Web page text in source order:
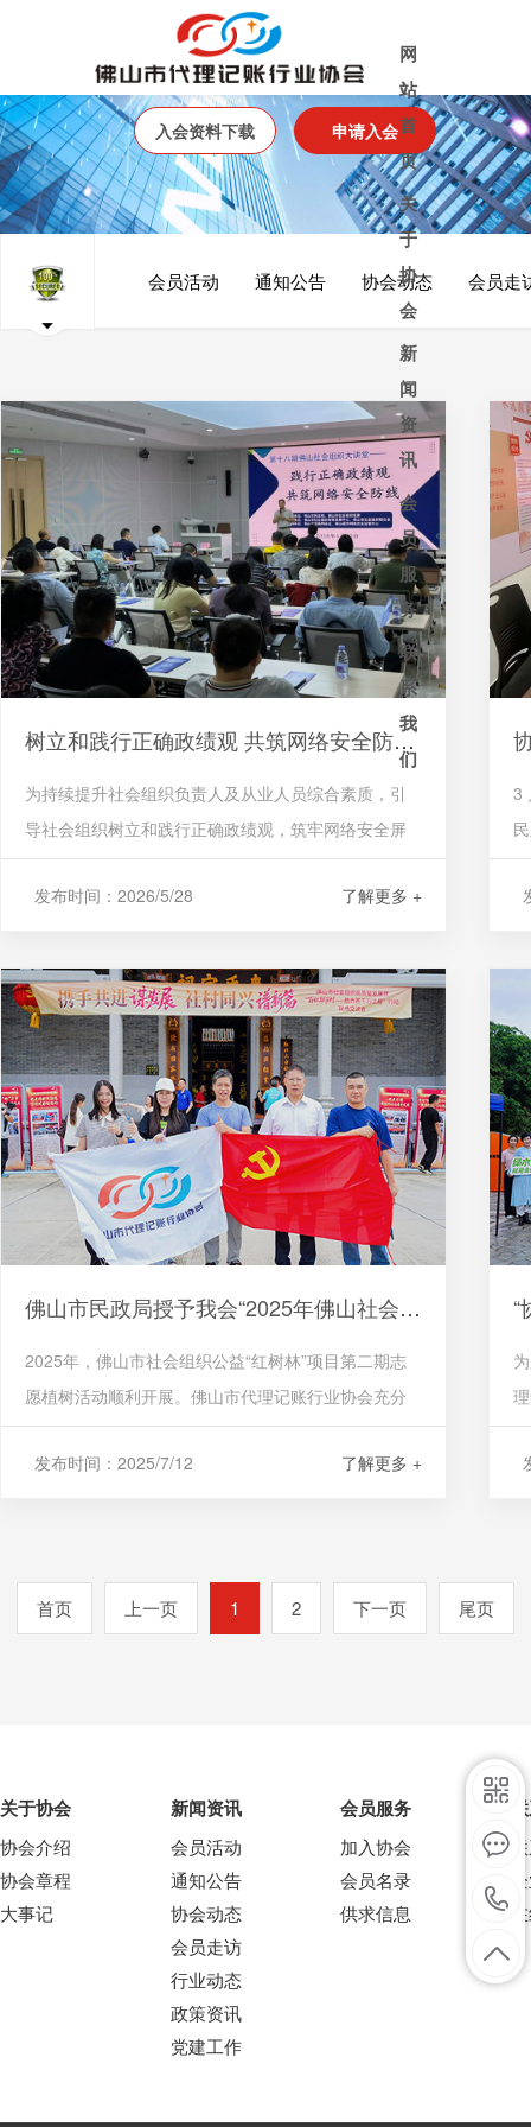
网
站
首
页
关
于
协
会
新
闻
资
讯
会员活动
通知公告
协会动态
会员走访
行业动态
会
员
服
务
加入协会
会员名录
供求信息
联
系
我
们
入会资料下载 申请入会
会员活动 通知公告 协会动态 会员走
树立和践行正确政绩观 共筑网络安全防线 —— 我会党支部书记参加 2026 年首期佛山社会组织大讲堂
为持续提升社会组织负责人及从业人员综合素质，引
导社会组织树立和践行正确政绩观，筑牢网络安全屏
障，4 月 23 日，由佛山市民政局、佛山市社会组织党
委主办的第十八期佛山社会组织大讲堂，在广东省
国受邀参加本次培训。...
发布时间：2026/5/28 了解更多 +
3
佛山市民政局授予我会“2025年佛山社会组织公益“红树林”志愿植树活动突出贡献单位”荣誉称号！
2025年，佛山市社会组织公益“红树林”项目第二期志
愿植树活动顺利开展。佛山市代理记账行业协会充分
发挥党建引领作用，积极组织会员单位踊跃参与，为
新岗村的生态建设注入强大动力。在此次活动中，协
许与坚定支持！...
发布时间：2025/7/12 了解更多 +
首页 上一页 1 2 下一页 尾页
关于协会
协会介绍
协会章程
大事记
新闻资讯
会员活动
通知公告
协会动态
会员走访
行业动态
政策资讯
党建工作
会员服务
加入协会
会员名录
供求信息